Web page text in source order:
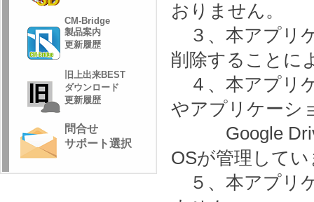
おりません。
３、本アプリ
削除することに
４、本アプリ
やアプリケーシ
Google Drive
OSが管理して
５、本アプリ
CM-Bridge
製品案内
更新履歴
旧上出来BEST
ダウンロード
更新履歴
問合せ
サポート選択